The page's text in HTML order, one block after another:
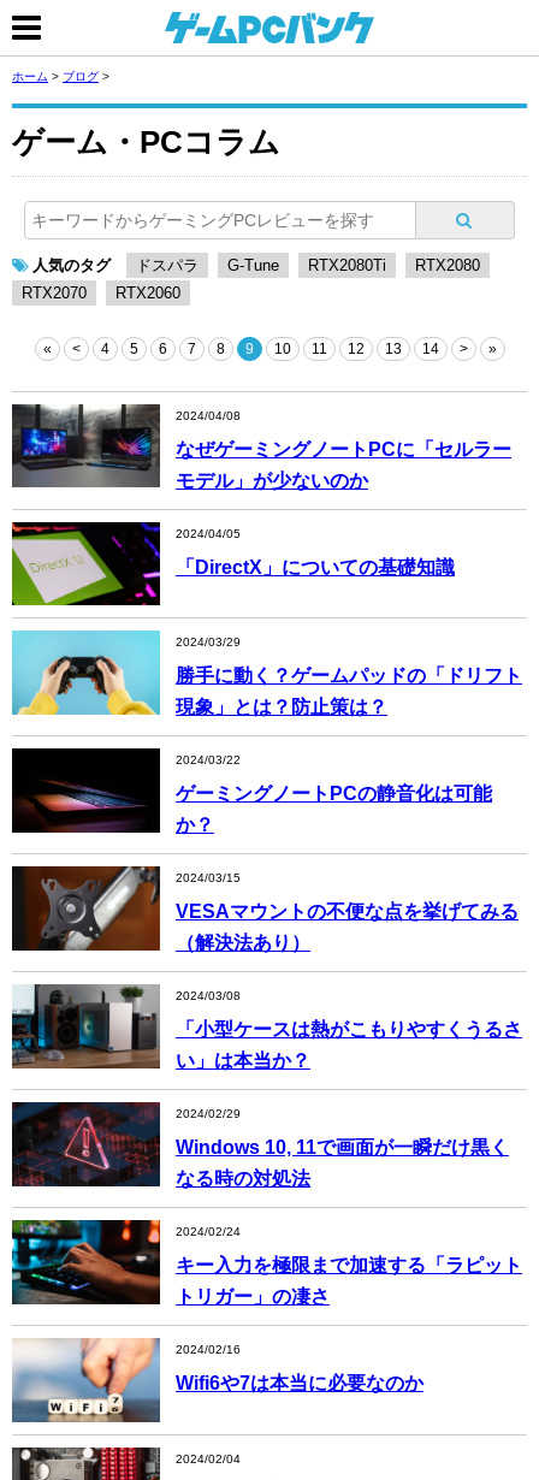
ホーム > ブログ >
ゲーム・PCコラム
人気のタグ ドスパラ G-Tune RTX2080Ti
RTX2080
RTX2070
RTX2060
« < 4 5 6 7 8 9 10 11 12 13 14 > »
2024/04/08
なぜゲーミングノートPCに「セルラー
モデル」が少ないのか
2024/04/05
「DirectX」についての基礎知識
2024/03/29
勝手に動く？ゲームパッドの「ドリフト
現象」とは？防止策は？
2024/03/22
ゲーミングノートPCの静音化は可能
か？
2024/03/15
VESAマウントの不便な点を挙げてみる
（解決法あり）
2024/03/08
「小型ケースは熱がこもりやすくうるさ
い」は本当か？
2024/02/29
Windows 10, 11で画面が一瞬だけ黒く
なる時の対処法
2024/02/24
キー入力を極限まで加速する「ラピット
トリガー」の凄さ
2024/02/16
Wifi6や7は本当に必要なのか
2024/02/04